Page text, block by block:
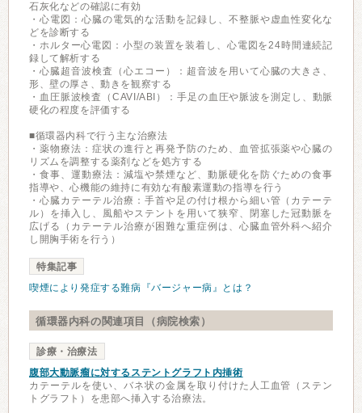
石灰化などの確認に有効
・心電図：心臓の電気的な活動を記録し、不整脈や虚血性変化な
どを診断する
・ホルター心電図：小型の装置を装着し、心電図を24時間連続記
録して解析する
・心臓超音波検査（心エコー）：超音波を用いて心臓の大きさ、
形、壁の厚さ、動きを観察する
・血圧脈波検査（CAVI/ABI）：手足の血圧や脈波を測定し、動脈
硬化の程度を評価する
■循環器内科で行う主な治療法
・薬物療法：症状の進行と再発予防のため、血管拡張薬や心臓の
リズムを調整する薬剤などを処方する
・食事、運動療法：減塩や禁煙など、動脈硬化を防ぐための食事
指導や、心機能の維持に有効な有酸素運動の指導を行う
・心臓カテーテル治療：手首や足の付け根から細い管（カテーテ
ル）を挿入し、風船やステントを用いて狭窄、閉塞した冠動脈を
広げる（カテーテル治療が困難な重症例は、心臓血管外科へ紹介
し開胸手術を行う）
特集記事
喫煙により発症する難病『バージャー病』とは？
循環器内科の関連項目（病院検索）
診療・治療法
腹部大動脈瘤に対するステントグラフト内挿術
カテーテルを使い、バネ状の金属を取り付けた人工血管（ステン
トグラフト）を患部へ挿入する治療法。